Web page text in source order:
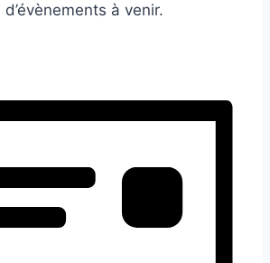
d’évènements à venir.